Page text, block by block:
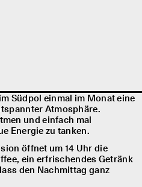
Südpol einmal im Monat eine
Atmosphäre.
und einfach mal
Energie zu tanken.
öffnet um 14 Uhr die
ein erfrischendes Getränk
den Nachmittag ganz